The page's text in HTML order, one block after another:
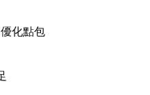
化點包